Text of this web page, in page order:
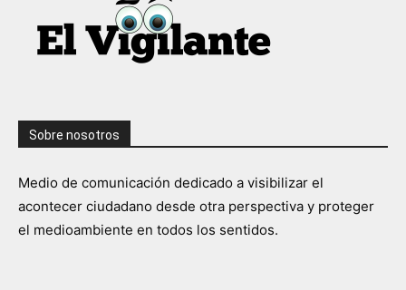
Sobre nosotros
Medio de comunicación dedicado a visibilizar el
acontecer ciudadano desde otra perspectiva y proteger
el medioambiente en todos los sentidos.